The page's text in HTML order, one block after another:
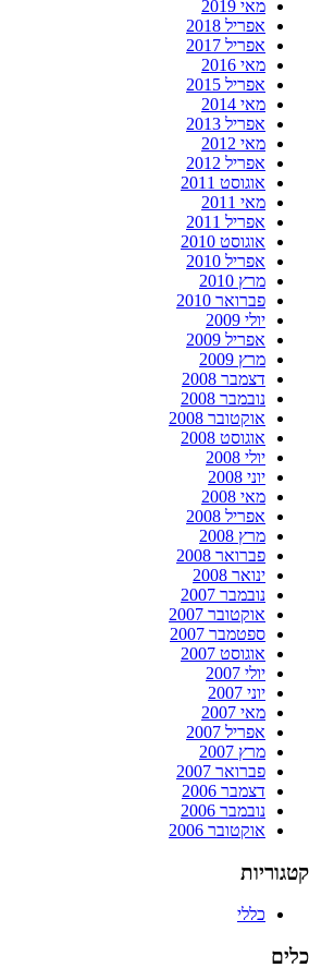
מאי 2019
אפריל 2018
אפריל 2017
מאי 2016
אפריל 2015
מאי 2014
אפריל 2013
מאי 2012
אפריל 2012
אוגוסט 2011
מאי 2011
אפריל 2011
אוגוסט 2010
אפריל 2010
מרץ 2010
פברואר 2010
יולי 2009
אפריל 2009
מרץ 2009
דצמבר 2008
נובמבר 2008
אוקטובר 2008
אוגוסט 2008
יולי 2008
יוני 2008
מאי 2008
אפריל 2008
מרץ 2008
פברואר 2008
ינואר 2008
נובמבר 2007
אוקטובר 2007
ספטמבר 2007
אוגוסט 2007
יולי 2007
יוני 2007
מאי 2007
אפריל 2007
מרץ 2007
פברואר 2007
דצמבר 2006
נובמבר 2006
אוקטובר 2006
קטגוריות
כללי
כלים